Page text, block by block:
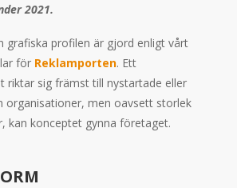
2021.
grafiska profilen är gjord enligt vårt
för Reklamporten. Ett
riktar sig främst till nystartade eller
organisationer, men oavsett storlek
kan konceptet gynna företaget.